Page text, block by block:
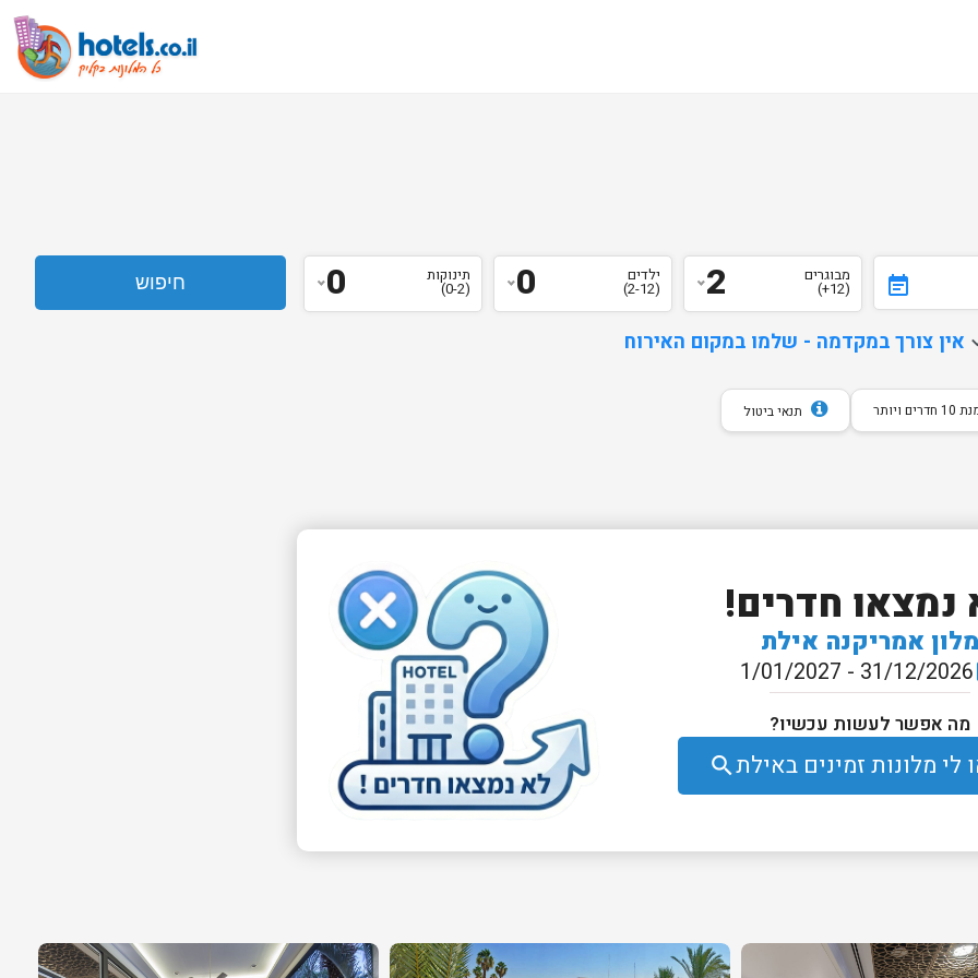
event_note מבוגרים
(12+)
2 ילדים
(2-12)
0 תינוקות
(0-2)
0
אין צורך במקדמה - שלמו במקום האירוח
ויותר תנאי ביטול
נמצאו חדרים!
מלון אמריקנה אילת
31/12/2026 - 1/01/2027
מה אפשר לעשות עכשיו?
לי מלונות זמינים באילתsearch